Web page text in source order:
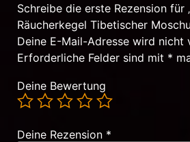
Schreibe die erste Rezension für
Räucherkegel Tibetischer
Deine E-Mail-Adresse wird nicht
Erforderliche Felder sind mit *
Deine Bewertung
Deine Rezension *